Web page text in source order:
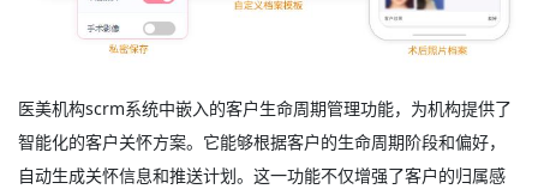
医美机构scrm系统中嵌入的客户生命周期管理功能，为机构提供了
智能化的客户关怀方案。它能够根据客户的生命周期阶段和偏好，
自动生成关怀信息和推送计划。这一功能不仅增强了客户的归属感